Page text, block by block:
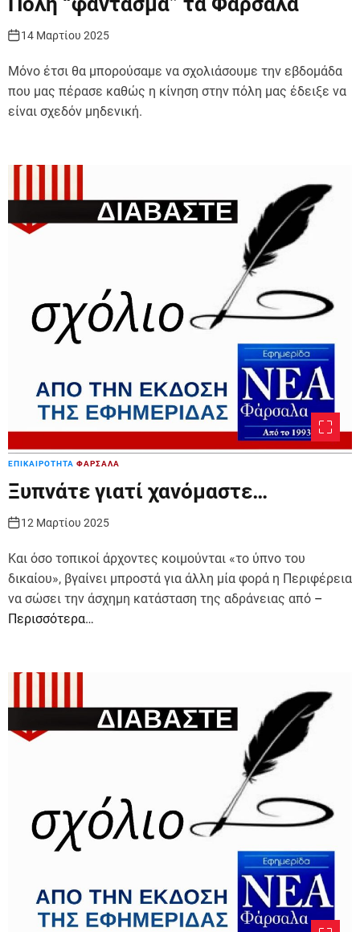
14 Μαρτίου 2025
Μόνο έτσι θα μπορούσαμε να σχολιάσουμε την εβδομάδα
που μας πέρασε καθώς η κίνηση στην πόλη μας έδειξε να
είναι σχεδόν μηδενική.
ΕΠΙΚΑΙΡΟΤΗΤΑ ΦΑΡΣΑΛΑ
Ξυπνάτε γιατί χανόμαστε…
12 Μαρτίου 2025
Και όσο τοπικοί άρχοντες κοιμούνται «το ύπνο του
δικαίου», βγαίνει μπροστά για άλλη μία φορά η Περιφέρεια
να σώσει την άσχημη κατάσταση της αδράνειας από –
Περισσότερα…